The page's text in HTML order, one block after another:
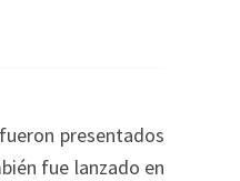
presentados
fue lanzado en